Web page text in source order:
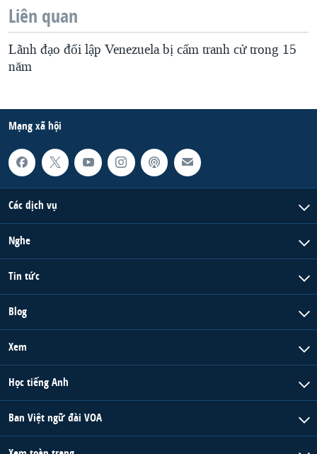
Liên quan
Lãnh đạo đối lập Venezuela bị cấm tranh cử trong 15
năm
Mạng xã hội
Các dịch vụ
Nghe
Tin tức
Blog
Xem
Học tiếng Anh
Ban Việt ngữ đài VOA